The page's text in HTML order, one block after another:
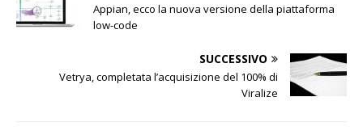
Appian, ecco la nuova versione della piattaforma
low-code
SUCCESSIVO
Vetrya, completata l’acquisizione del 100% di
Viralize